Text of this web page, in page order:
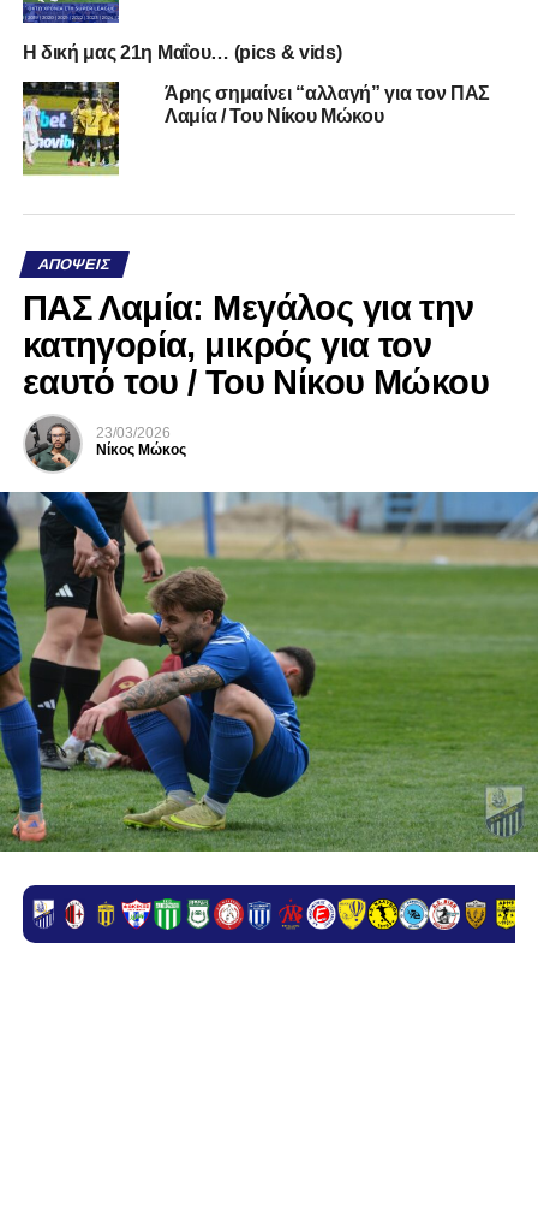
Η δική μας 21η Μαΐου… (pics & vids)
Άρης σημαίνει “αλλαγή” για τον ΠΑΣ
Λαμία / Του Νίκου Μώκου
ΑΠΌΨΕΙΣ
ΠΑΣ Λαμία: Μεγάλος για την
κατηγορία, μικρός για τον
εαυτό του / Του Νίκου Μώκου
23/03/2026
Νίκος Μώκος